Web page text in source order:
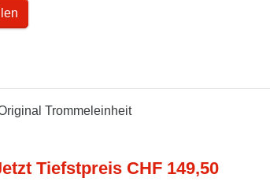
Trommeleinheit
Tiefstpreis CHF 149,50